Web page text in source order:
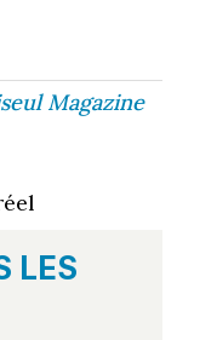
Magazine
LES